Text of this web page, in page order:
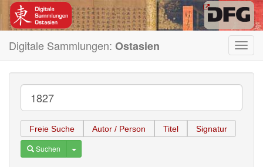
Digitale Sammlungen: Ostasien
Freie Suche Autor / Person Titel Signatur
Suchen Toggle Dropdown